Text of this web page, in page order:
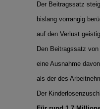
Der Beitragssatz
bislang vorrangig
auf den Verlust
Den Beitragssatz
eine Ausnahme
als der des
Der